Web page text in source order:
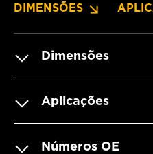
DIMENSÕES
Dimensões
Aplicações
Números OE